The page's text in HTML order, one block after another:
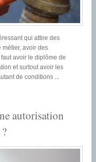
qui attire des
métier, avoir des
avoir le diplôme de
et surtout avoir les
de conditions ...
autorisation